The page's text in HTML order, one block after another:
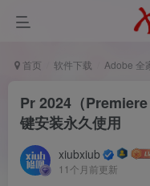
首页 软件下载 Adobe 全
Pr 2024（
键安装永久使用
xiubxiub
11个月前更新